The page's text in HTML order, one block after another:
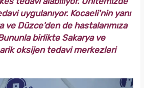
uygulanıyor. Kocaeli'nin yanı
ve Düzce'den de hastalarımıza
birlikte Sakarya ve
oksijen tedavi merkezleri